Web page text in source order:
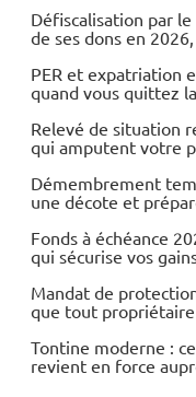
Défiscalisation par
de ses dons en
PER et expatriation
quand vous quittez
Relevé de situation
qui amputent votre
Démembrement
une décote et
Fonds à échéance
qui sécurise vos
Mandat de
que tout propriétaire
Tontine moderne :
revient en force